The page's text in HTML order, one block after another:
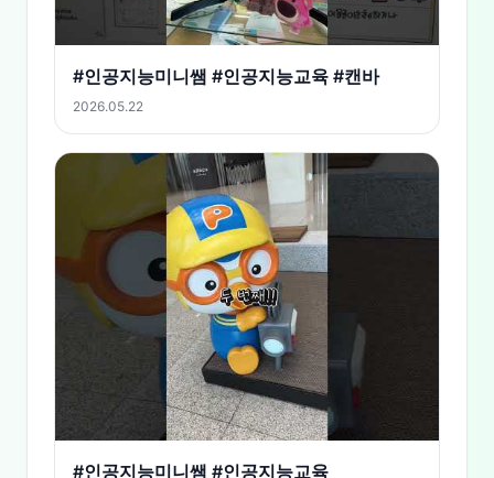
#인공지능미니쌤 #인공지능교육 #캔바
2026.05.22
#인공지능미니쌤 #인공지능교육